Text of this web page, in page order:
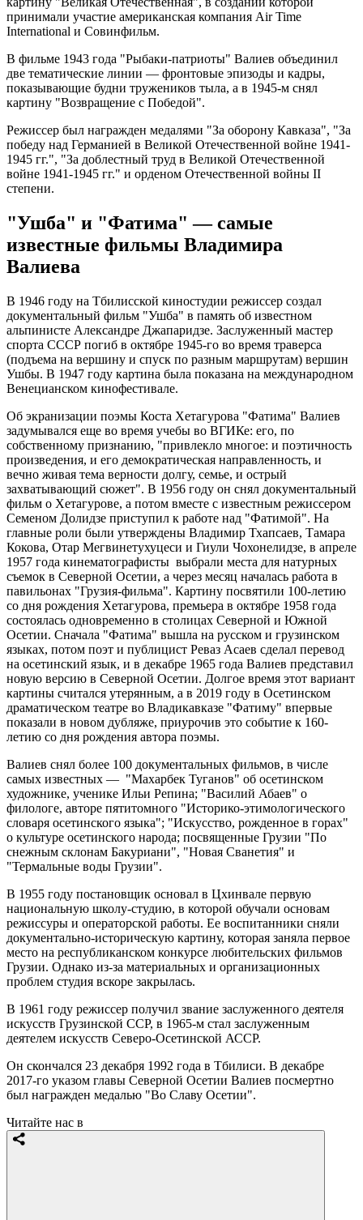
принимали участие американская компания Air Time
International и Совинфильм.
В фильме 1943 года "Рыбаки-патриоты" Валиев объединил
две тематические линии — фронтовые эпизоды и кадры,
показывающие будни тружеников тыла, а в 1945-м снял
картину "Возвращение с Победой".
Режиссер был награжден медалями "За оборону Кавказа", "За
победу над Германией в Великой Отечественной войне 1941-
1945 гг.", "За доблестный труд в Великой Отечественной
войне 1941-1945 гг." и орденом Отечественной войны II
степени.
"Ушба" и "Фатима" — самые
известные фильмы Владимира
Валиева
В 1946 году на Тбилисской киностудии режиссер создал
документальный фильм "Ушба" в память об известном
альпинисте Александре Джапаридзе. Заслуженный мастер
спорта СССР погиб в октябре 1945-го во время траверса
(подъема на вершину и спуск по разным маршрутам) вершин
Ушбы. В 1947 году картина была показана на международном
Венецианском кинофестивале.
Об экранизации поэмы Коста Хетагурова "Фатима" Валиев
задумывался еще во время учебы во ВГИКе: его, по
собственному признанию, "привлекло многое: и поэтичность
произведения, и его демократическая направленность, и
вечно живая тема верности долгу, семье, и острый
захватывающий сюжет". В 1956 году он снял документальный
фильм о Хетагурове, а потом вместе с известным режиссером
Семеном Долидзе приступил к работе над "Фатимой". На
главные роли были утверждены Владимир Тхапсаев, Тамара
Кокова, Отар Мегвинетухуцеси и Гиули Чохонелидзе, в апреле
1957 года кинематографисты выбрали места для натурных
съемок в Северной Осетии, а через месяц началась работа в
павильонах "Грузия-фильма". Картину посвятили 100-летию
со дня рождения Хетагурова, премьера в октябре 1958 года
состоялась одновременно в столицах Северной и Южной
Осетии. Сначала "Фатима" вышла на русском и грузинском
языках, потом поэт и публицист Реваз Асаев сделал перевод
на осетинский язык, и в декабре 1965 года Валиев представил
новую версию в Северной Осетии. Долгое время этот вариант
картины считался утерянным, а в 2019 году в Осетинском
драматическом театре во Владикавказе "Фатиму" впервые
показали в новом дубляже, приурочив это событие к 160-
летию со дня рождения автора поэмы.
Валиев снял более 100 документальных фильмов, в числе
самых известных — "Махарбек Туганов" об осетинском
художнике, ученике Ильи Репина; "Василий Абаев" о
филологе, авторе пятитомного "Историко-этимологического
словаря осетинского языка"; "Искусство, рожденное в горах"
о культуре осетинского народа; посвященные Грузии "По
снежным склонам Бакуриани", "Новая Сванетия" и
"Термальные воды Грузии".
В 1955 году постановщик основал в Цхинвале первую
национальную школу-студию, в которой обучали основам
режиссуры и операторской работы. Ее воспитанники сняли
документально-историческую картину, которая заняла первое
место на республиканском конкурсе любительских фильмов
Грузии. Однако из-за материальных и организационных
проблем студия вскоре закрылась.
В 1961 году режиссер получил звание заслуженного деятеля
искусств Грузинской ССР, в 1965-м стал заслуженным
деятелем искусств Северо-Осетинской АССР.
Он скончался 23 декабря 1992 года в Тбилиси. В декабре
2017-го указом главы Северной Осетии Валиев посмертно
был награжден медалью "Во Славу Осетии".
Читайте нас в